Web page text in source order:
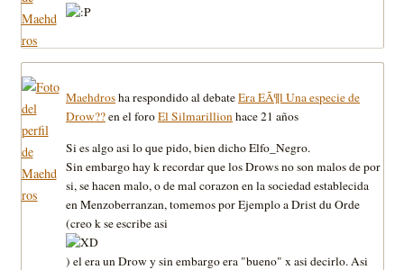
Maehdrosha respondido al debateEra EÃ¶l Una especie de
Drow??en el foroEl Silmarillionhace 21 años
Si es algo asi lo que pido, bien dicho Elfo_Negro.
Sin embargo hay k recordar que los Drows no son malos de por
si, se hacen malo, o de mal corazon en la sociedad establecida
en Menzoberranzan, tomemos por Ejemplo a Drist du Orde
(creo k se escribe asi
) el era un Drow y sin embargo era "bueno" x asi decirlo. Asi